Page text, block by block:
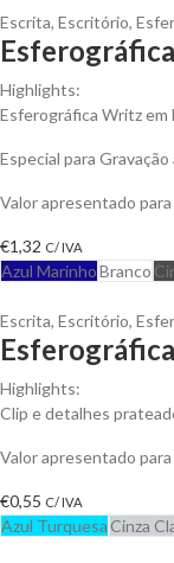
Escrita, Escritório,
Highlights:
Esferográfica Writz em
Especial para Gravação
Valor apresentado
€1,32 C/ IVA
Azul MarinhoBranco
Escrita, Escritório,
Highlights:
Clip e detalhes
Valor apresentado
€0,55 C/ IVA
Azul Turquesa Cinza